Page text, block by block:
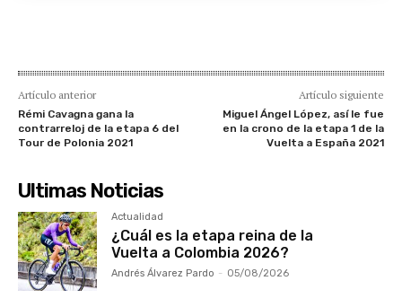
Artículo anterior
Rémi Cavagna gana la
contrarreloj de la etapa 6 del
Tour de Polonia 2021
Artículo siguiente
Miguel Ángel López, así le fue
en la crono de la etapa 1 de la
Vuelta a España 2021
Ultimas Noticias
Actualidad
¿Cuál es la etapa reina de la
Vuelta a Colombia 2026?
Andrés Álvarez Pardo - 05/08/2026